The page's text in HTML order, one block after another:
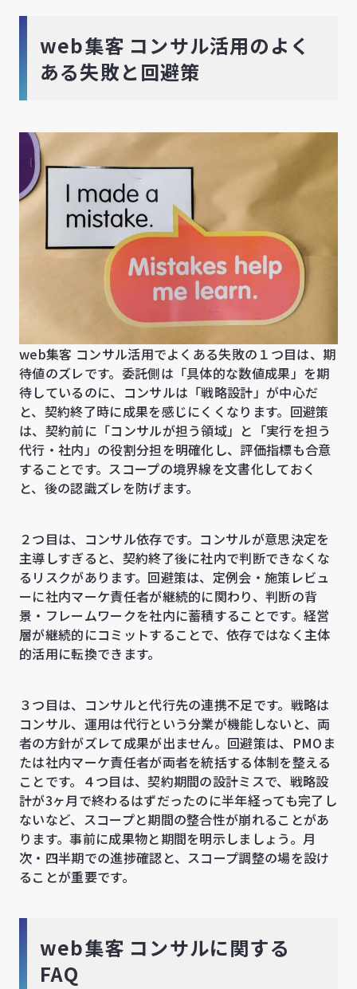
web集客 コンサル活用のよく
ある失敗と回避策
web集客 コンサル活用でよくある失敗の１つ目は、期
待値のズレです。委託側は「具体的な数値成果」を期
待しているのに、コンサルは「戦略設計」が中心だ
と、契約終了時に成果を感じにくくなります。回避策
は、契約前に「コンサルが担う領域」と「実行を担う
代行・社内」の役割分担を明確化し、評価指標も合意
することです。スコープの境界線を文書化しておく
と、後の認識ズレを防げます。
２つ目は、コンサル依存です。コンサルが意思決定を
主導しすぎると、契約終了後に社内で判断できなくな
るリスクがあります。回避策は、定例会・施策レビュ
ーに社内マーケ責任者が継続的に関わり、判断の背
景・フレームワークを社内に蓄積することです。経営
層が継続的にコミットすることで、依存ではなく主体
的活用に転換できます。
３つ目は、コンサルと代行先の連携不足です。戦略は
コンサル、運用は代行という分業が機能しないと、両
者の方針がズレて成果が出ません。回避策は、PMOま
たは社内マーケ責任者が両者を統括する体制を整える
ことです。４つ目は、契約期間の設計ミスで、戦略設
計が3ヶ月で終わるはずだったのに半年経っても完了し
ないなど、スコープと期間の整合性が崩れることがあ
ります。事前に成果物と期間を明示しましょう。月
次・四半期での進捗確認と、スコープ調整の場を設け
ることが重要です。
web集客 コンサルに関する
FAQ